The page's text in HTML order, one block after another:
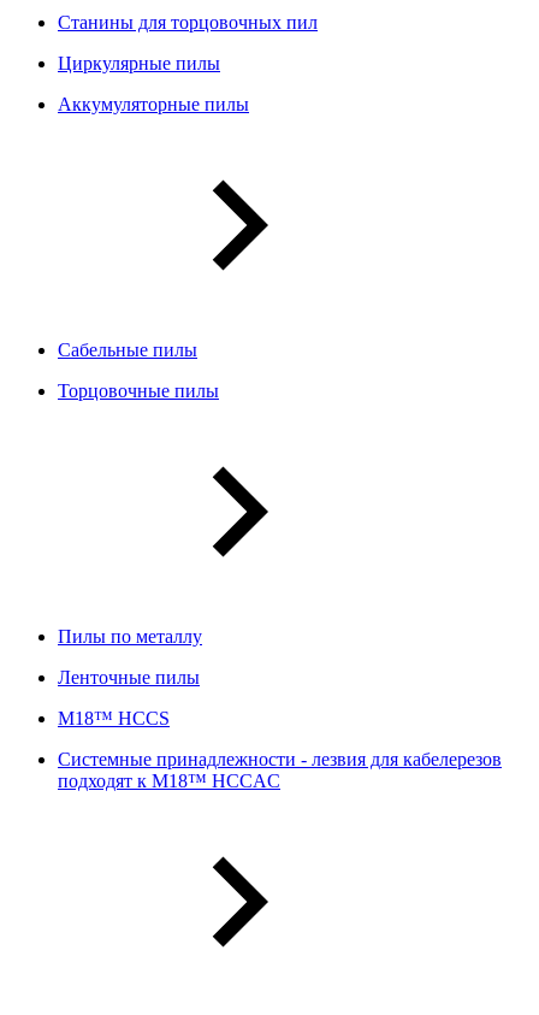
Станины для торцовочных пил
Циркулярные пилы
Аккумуляторные пилы
Сабельные пилы
Торцовочные пилы
Пилы по металлу
Ленточные пилы
M18™ HCCS
Системные принадлежности - лезвия для кабелерезов
подходят к M18™ HCCAC